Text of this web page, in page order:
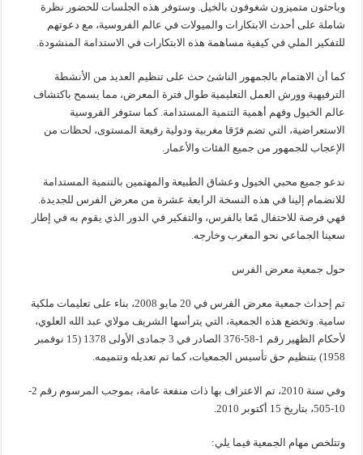
وباحثون متميزون شغوفون بالخيل. وستوفر هذه الجلسات للحضور نظرة
شاملة على أحدث الابتكارات والميولات في عالم الفروسية، مع دعوتهم
للتفكير الملي في كيفية مساهمة هذه الابتكارات في الاستدامة المنشودة.
كما أن الاهتمام بالجمهور الناشئ حث على تنظيم العديد من الأنشطة
الترفيهية وورش العمل التعليمية طوال فترة المعرض، مما يسمح باكتشاف
عالم الخيول وفهم أهمية التنمية المستدامة. كما ستوفر الفروسية
الاستعراضية، التي تضم فرًقا مغربية ودولية رفيعة المستوى، لحظات من
الإعجاب للجمهور من جميع الفئات والأعمار.
ندعو جميع محبي الخيول وعشاق الطبيعة والمهتمين بالتنمية المستدامة
للانضمام إلينا في هذه النسخة الرابعة عشرة من معرض الفرس للجديدة.
فهي فرصة للاحتفال مًعا بالفرس، والتفكير في الدور الذي يقوم به في إطار
سعينا الجماعي نحو المغرب وخارجه.
حول جمعية معرض الفرس
تم إحداث جمعية معرض الفرس في 20 مايو 2008، بناء على تعليمات ملكية
سامية. وتخضع هذه الجمعية، التي يترأسها الشريف مولاي عبد الله العلوي،
لأحكام الظهير رقم 1-58-376 الصادر في 3 جمادى الأولى 1378 (15 نوفمبر
1958) بتنظيم حق تأسيس الجمعيات، كما تم تعديله وتتميمه.
وفي سنة 2010، تم الاعتراف بها ذات منفعة عامة، بموجب المرسوم رقم 2-
10-505، بتاريخ 15 أكتوبر 2010.
وتتلخص مهام الجمعية فيما يلي: